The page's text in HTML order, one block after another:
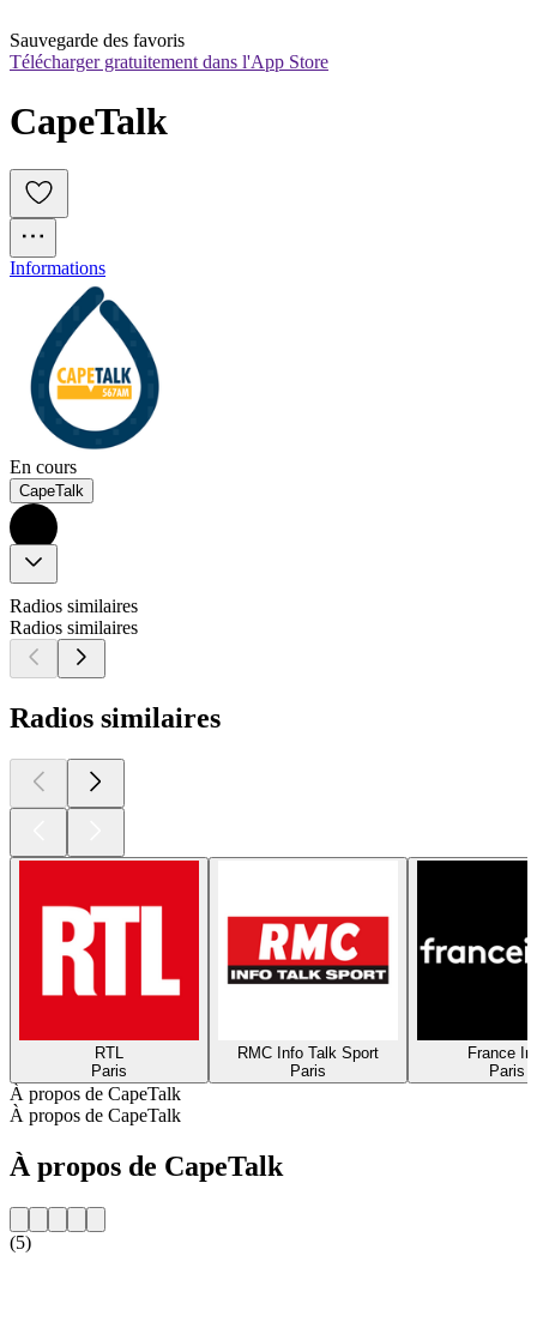
Sauvegarde des favoris
Télécharger gratuitement dans l'App Store
CapeTalk
Informations
En cours
CapeTalk
Radios similaires
Radios similaires
Radios similaires
RTL
Paris
RMC Info Talk Sport
Paris
France
Paris
À propos de CapeTalk
À propos de CapeTalk
À propos de CapeTalk
(5)